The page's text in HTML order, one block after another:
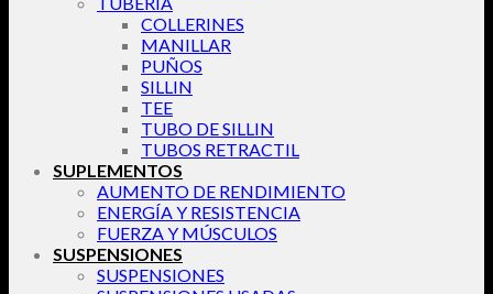
COLLERINES
MANILLAR
PUÑOS
SILLIN
TEE
TUBO DE SILLIN
TUBOS RETRACTIL
SUPLEMENTOS
AUMENTO DE RENDIMIENTO
ENERGÍA Y RESISTENCIA
FUERZA Y MÚSCULOS
SUSPENSIONES
SUSPENSIONES